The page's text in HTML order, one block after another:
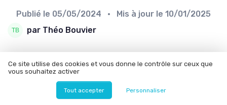
Publié le 05/05/2024 • Mis à jour le 10/01/2025
par Théo Bouvier
Sommaire
Analyse du marché de l'emploi dans le
Ce site utilise des cookies et vous donne le contrôle sur ceux que
vous souhaitez activer
Tout accepter Personnaliser